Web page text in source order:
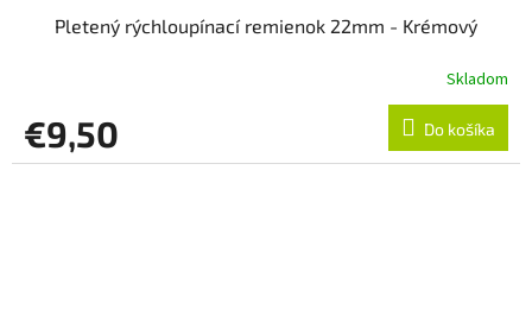
Pletený rýchloupínací remienok 22mm - Krémový
Skladom
€9,50 Do košíka